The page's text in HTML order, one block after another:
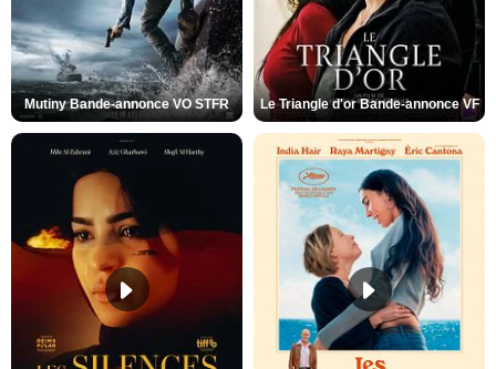
Mutiny Bande-annonce VO STFR Le Triangle d'or Bande-annonce VF